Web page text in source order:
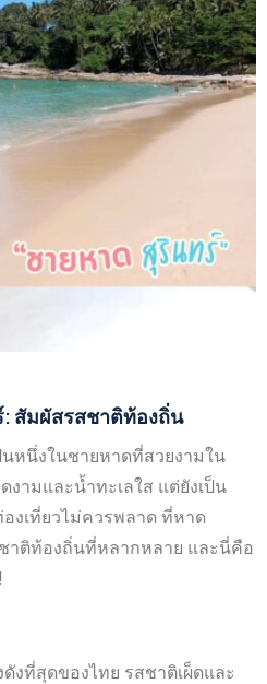
สัมผัสรสชาติท้องถิ่น
นหนึ่งในชายหาดที่สวยงามใน
ามและน้ำทะเลใส แต่ยังเป็น
งเที่ยวไม่ควรพลาด ที่หาด
ติท้องถิ่นที่หลากหลาย และนี่คือ
งที่สุดของไทย รสชาติเผ็ดและ